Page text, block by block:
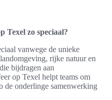
Texel zo speciaal?
vanwege de unieke
rijke natuur en
bijdragen aan
op Texel helpt teams om
de onderlinge samenwerking